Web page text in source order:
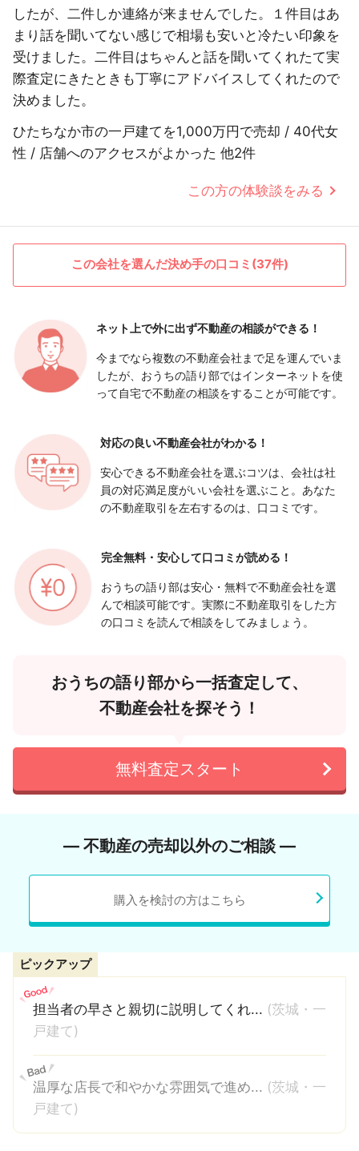
したが、二件しか連絡が来ませんでした。１件目はあ
まり話を聞いてない感じで相場も安いと冷たい印象を
受けました。二件目はちゃんと話を聞いてくれたて実
際査定にきたときも丁寧にアドバイスしてくれたので
決めました。
ひたちなか市の一戸建てを1,000万円で売却 / 40代女
性 / 店舗へのアクセスがよかった 他2件
この方の体験談をみる
この会社を選んだ決め手の口コミ(37件)
ネット上で外に出ず不動産の相談ができる！
今までなら複数の不動産会社まで足を運んでいま
したが、おうちの語り部ではインターネットを使
って自宅で不動産の相談をすることが可能です。
対応の良い不動産会社がわかる！
安心できる不動産会社を選ぶコツは、会社は社
員の対応満足度がいい会社を選ぶこと。あなた
の不動産取引を左右するのは、口コミです。
完全無料・安心して口コミが読める！
おうちの語り部は安心・無料で不動産会社を選
んで相談可能です。実際に不動産取引をした方
の口コミを読んで相談をしてみましょう。
おうちの語り部から一括査定して、
不動産会社を探そう！
無料査定スタート
― 不動産の売却以外のご相談 ―
購入を検討の方はこちら
ピックアップ
担当者の早さと親切に説明してくれ... (茨城・一
戸建て)
温厚な店長で和やかな雰囲気で進め... (茨城・一
戸建て)